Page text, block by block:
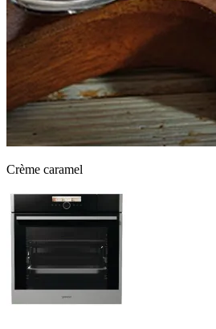
Crème caramel